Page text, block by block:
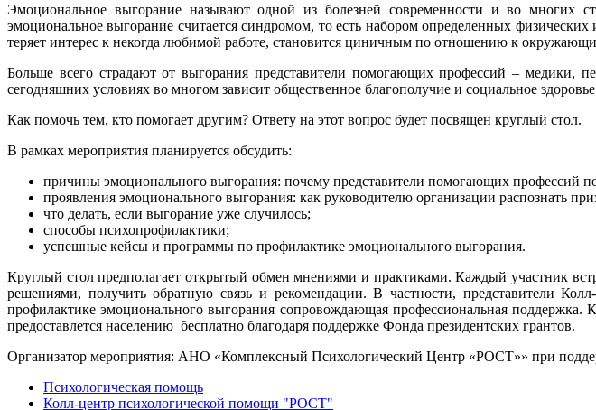
Эмоциональное выгорание называют одной из болезней современности и во многих
эмоциональное выгорание считается синдромом, то есть набором определенных физических
теряет интерес к некогда любимой работе, становится циничным по отношению к
Больше всего страдают от выгорания представители помогающих профессий –
сегодняшних условиях во многом зависит общественное благополучие и социальное
Как помочь тем, кто помогает другим? Ответу на этот вопрос будет посвящен круглый стол.
В рамках мероприятия планируется обсудить:
причины эмоционального выгорания: почему представители помогающих профессий
проявления эмоционального выгорания: как руководителю организации распознать
что делать, если выгорание уже случилось;
способы психопрофилактики;
успешные кейсы и программы по профилактике эмоционального выгорания.
Круглый стол предполагает открытый обмен мнениями и практиками. Каждый участник
решениями, получить обратную связь и рекомендации. В частности, представители
профилактике эмоционального выгорания сопровождающая профессиональная
предоставлется населению бесплатно благодаря поддержке Фонда президентских грантов.
Организатор мероприятия: АНО «Комплексный Психологический Центр «РОСТ»» при
Психологическая помощь
Колл-центр психологической помощи "РОСТ"